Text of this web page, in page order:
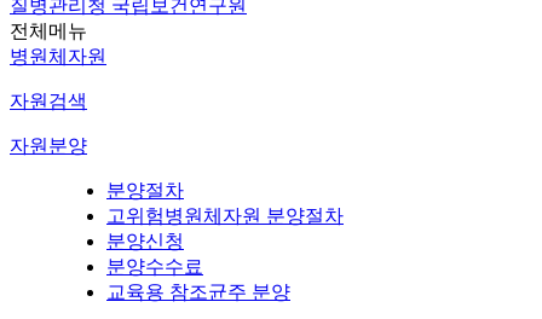
질병관리청 국립보건연구원
전체메뉴
병원체자원
자원검색
자원분양
분양절차
고위험병원체자원 분양절차
분양신청
분양수수료
교육용 참조균주 분양